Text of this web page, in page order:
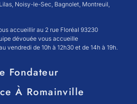
Noisy-le-Sec, Bagnolet, Montreuil,
accueillir au 2 rue Floréal 93230
dévouée vous accueille
vendredi de 10h à 12h30 et de 14h à 19h.
Fondateur
À Romainville